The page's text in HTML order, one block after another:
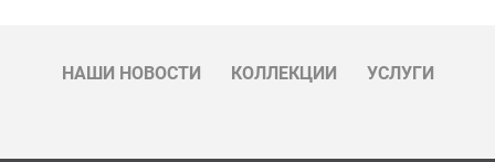
НАШИ НОВОСТИ КОЛЛЕКЦИИ УСЛУГИ